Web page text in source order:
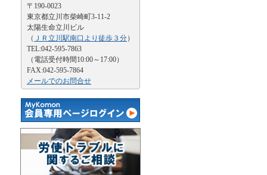
〒190-0023
東京都立川市柴崎町3-11-2
太陽生命立川ビル
（ ＪＲ立川駅南口より徒歩３分）
TEL:042-595-7863
（電話受付時間10:00～17:00）
FAX:042-595-7864
メールでのお問合せ